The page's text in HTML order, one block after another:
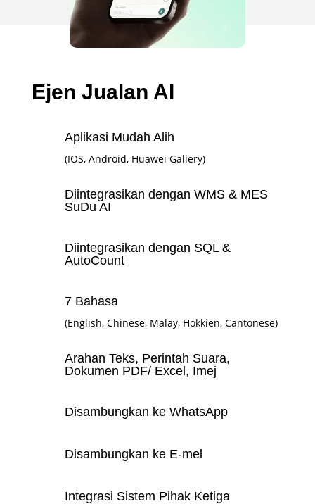
Ejen Jualan AI
Aplikasi Mudah Alih
(IOS, Android, Huawei Gallery)
Diintegrasikan dengan WMS & MES
SuDu AI
Diintegrasikan dengan SQL &
AutoCount
7 Bahasa
(English, Chinese, Malay, Hokkien, Cantonese)
Arahan Teks, Perintah Suara,
Dokumen PDF/ Excel, Imej
Disambungkan ke WhatsApp
Disambungkan ke E-mel
Integrasi Sistem Pihak Ketiga